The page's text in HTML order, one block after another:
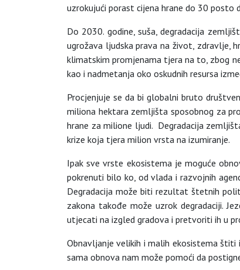
uzrokujući porast cijena hrane do 30 posto
Do 2030. godine, suša, degradacija
ugrožava ljudska prava na život, zdravlje,
klimatskim promjenama tjera na to, zbog
kao i nadmetanja oko oskudnih resursa
Procjenjuje se da bi globalni bruto
miliona hektara zemljišta sposobnog za
hrane za milione ljudi. Degradacija
krize koja tjera milion vrsta na izumiranje.
Ipak sve vrste ekosistema je moguće
pokrenuti bilo ko, od vlada i razvojnih
Degradacija može biti rezultat štetnih
zakona takođe može uzrok degradaciji.
utjecati na izgled gradova i pretvoriti ih u
Obnavljanje velikih i malih ekosistema
sama obnova nam može pomoći da